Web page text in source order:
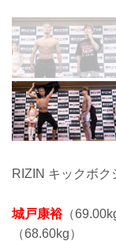
RIZIN キックボク
城戸康裕（
（68.60kg）